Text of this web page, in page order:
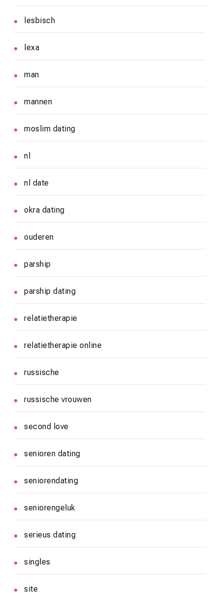
lesbisch
lexa
man
mannen
moslim dating
nl
nl date
okra dating
ouderen
parship
parship dating
relatietherapie
relatietherapie online
russische
russische vrouwen
second love
senioren dating
seniorendating
seniorengeluk
serieus dating
singles
site